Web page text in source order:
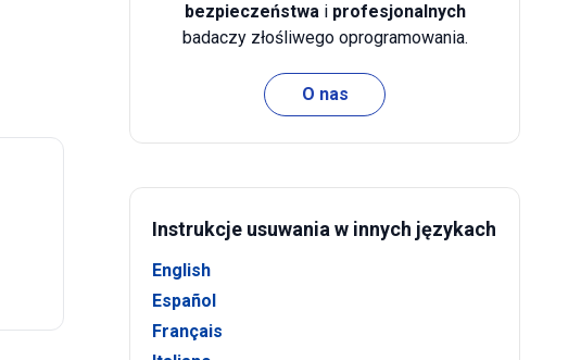
bezpieczeństwai profesjonalnych
badaczy złośliwego oprogramowania.
O nas
Instrukcje usuwania w innych językach
English
Español
Français